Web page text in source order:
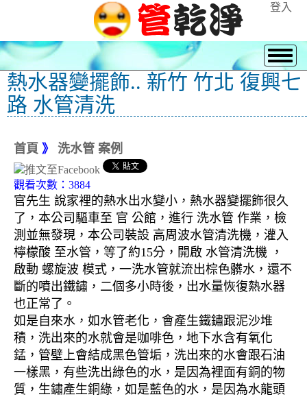
登入
熱水器變擺飾.. 新竹 竹北 復興七
路 水管清洗
首頁 》 洗水管 案例
觀看次數：3884
官先生 說家裡的熱水出水變小，熱水器變擺飾很久
了，本公司驅車至 官 公館，進行 洗水管 作業，檢
測並無發現，本公司裝設 高周波水管清洗機，灌入
檸檬酸 至水管，等了約15分，開啟 水管清洗機 ，
啟動 螺旋波 模式，一洗水管就流出棕色髒水，還不
斷的噴出鐵鏽，二個多小時後，出水量恢復熱水器
也正常了。
如是自來水，如水管老化，會產生鐵鏽跟泥沙堆
積，洗出來的水就會是咖啡色，地下水含有氧化
錳，管壁上會結成黑色管垢，洗出來的水會跟石油
一樣黑，有些洗出綠色的水，是因為裡面有銅的物
質，生鏽產生銅綠，如是藍色的水，是因為水龍頭